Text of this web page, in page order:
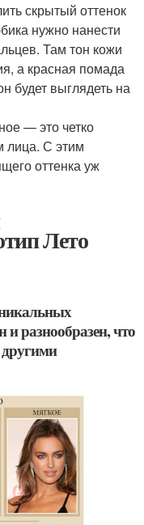
скрытый оттенок
нужно нанести
Там тон кожи
а красная помада
будет выглядеть на
— это четко
лица. С этим
оттенка уж
Лето
разнообразен, что